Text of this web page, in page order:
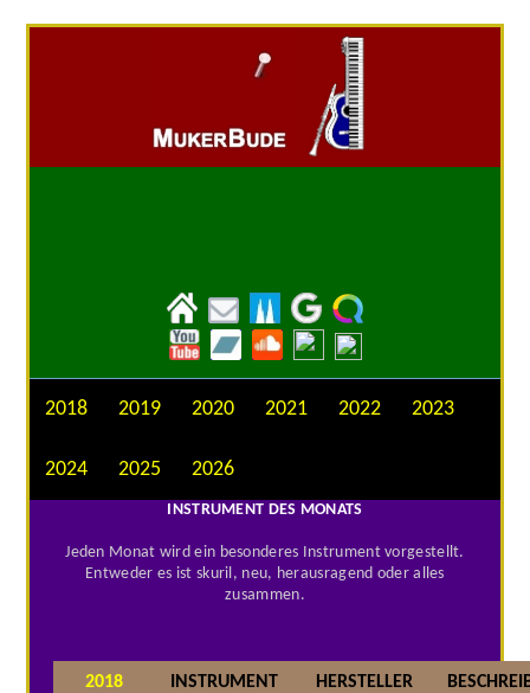
2018 2019 2020 2021 2022 2023
2024 2025 2026
INSTRUMENT DES MONATS
Jeden Monat wird ein besonderes Instrument vorgestellt.
Entweder es ist skuril, neu, herausragend oder alles
zusammen.
2018 INSTRUMENT HERSTELLER